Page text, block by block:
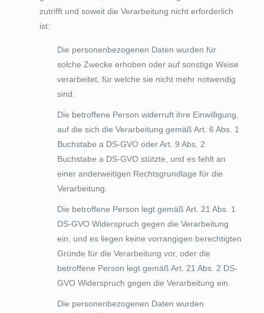
zutrifft und soweit die Verarbeitung nicht erforderlich
ist:
Die personenbezogenen Daten wurden für
solche Zwecke erhoben oder auf sonstige Weise
verarbeitet, für welche sie nicht mehr notwendig
sind.
Die betroffene Person widerruft ihre Einwilligung,
auf die sich die Verarbeitung gemäß Art. 6 Abs. 1
Buchstabe a DS-GVO oder Art. 9 Abs. 2
Buchstabe a DS-GVO stützte, und es fehlt an
einer anderweitigen Rechtsgrundlage für die
Verarbeitung.
Die betroffene Person legt gemäß Art. 21 Abs. 1
DS-GVO Widerspruch gegen die Verarbeitung
ein, und es liegen keine vorrangigen berechtigten
Gründe für die Verarbeitung vor, oder die
betroffene Person legt gemäß Art. 21 Abs. 2 DS-
GVO Widerspruch gegen die Verarbeitung ein.
Die personenbezogenen Daten wurden